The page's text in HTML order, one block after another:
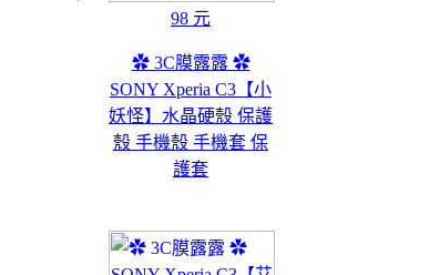
98 元
✿ 3C膜露露 ✿
SONY Xperia C3【小
妖怪】水晶硬殼 保護
殼 手機殼 手機套 保
護套